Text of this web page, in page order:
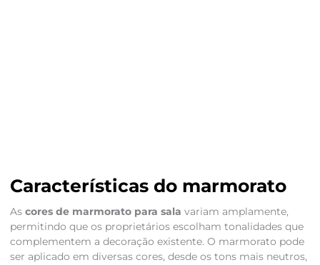
Características do marmorato
As cores de marmorato para sala variam amplamente,
permitindo que os proprietários escolham tonalidades que
complementem a decoração existente. O marmorato pode
ser aplicado em diversas cores, desde os tons mais neutros,